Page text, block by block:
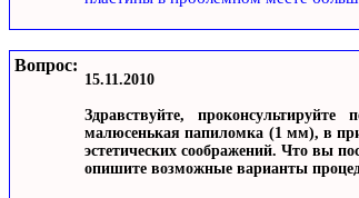
Вопрос:
15.11.2010
Здравствуйте,
малюсенькая папиломка (1 мм), в
эстетических соображений. Что вы
опишите возможные варианты